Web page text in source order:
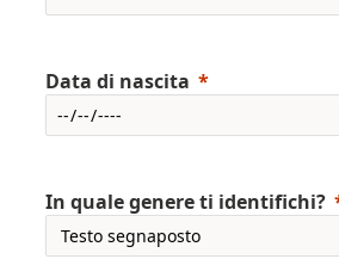
Data di nascita
In quale genere ti identifichi?